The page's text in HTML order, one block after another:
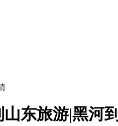
东旅游|黑河